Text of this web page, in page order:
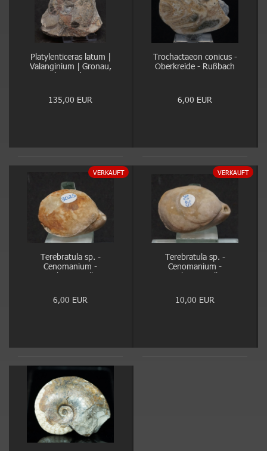
Platylenticeras latum |
Valanginium | Gronau,
Ziegelei Gerdemann
135,00 EUR
Trochactaeon conicus -
Oberkreide - Rußbach
6,00 EUR
VERKAUFT
Terebratula sp. -
Cenomanium -
Kassenberg, Mülheim
6,00 EUR
VERKAUFT
Terebratula sp. -
Cenomanium -
Kassenberg, Mülheim
10,00 EUR